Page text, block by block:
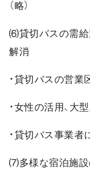
（略）
⑹貸切バスの需給
解消
・貸切バスの営業
・女性の活用、大
・貸切バス事業
⑺多様な宿泊施設